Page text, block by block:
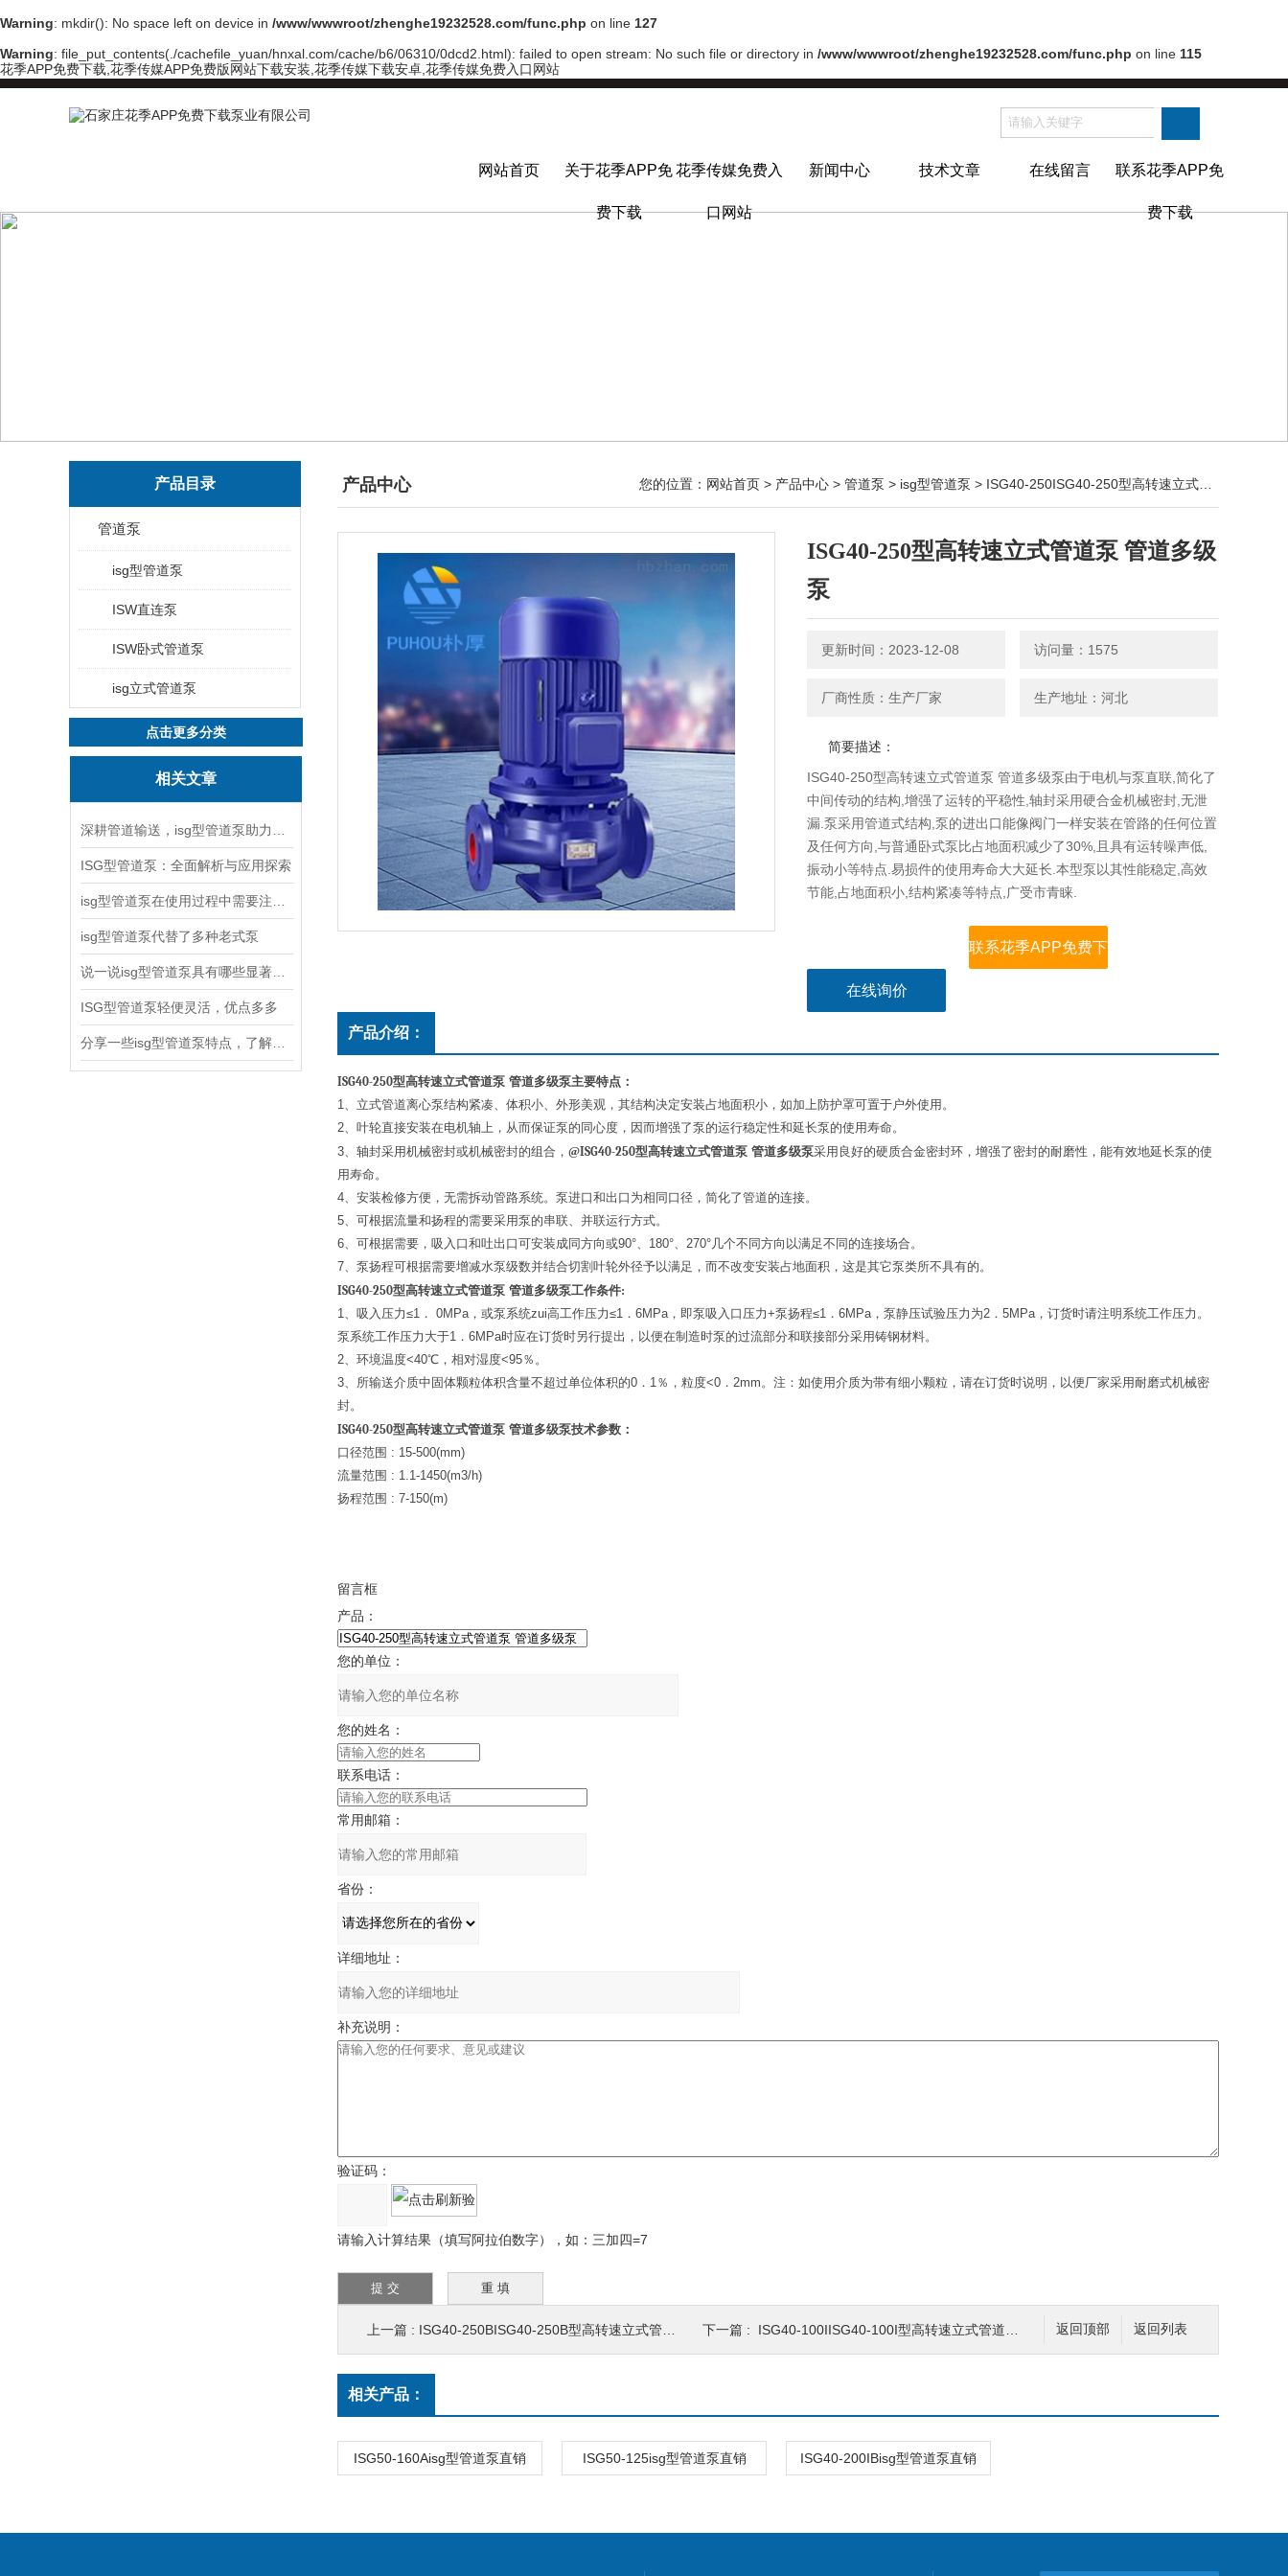
Warning: mkdir(): No space left on device in /www/wwwroot/zhenghe19232528.com/func.php on line 127
Warning: file_put_contents(./cachefile_yuan/hnxal.com/cache/b6/06310/0dcd2.html): failed to open stream: No such file or directory in /www/wwwroot/zhenghe19232528.com/func.php on line 115
花季APP免费下载,花季传媒APP免费版网站下载安装,花季传媒下载安卓,花季传媒免费入口网站
网站首页 关于花季APP免
费下载
花季传媒免费入
口网站
新闻中心 技术文章 在线留言 联系花季APP免
费下载
产品目录
管道泵
isg型管道泵
ISW直连泵
ISW卧式管道泵
isg立式管道泵
点击更多分类
相关文章
ISG型管道泵：全面解析与应用探索
isg型管道泵代替了多种老式泵
ISG型管道泵轻便灵活，优点多多
产品中心 您的位置： 网站首页 > 产品中心 > 管道泵 > isg型管道泵 > ISG40-250ISG40-250型高转速立式管道泵 管道多级泵
ISG40-250型高转速立式管道泵 管道多级
泵
更新时间：2023-12-08 访问量：1575
厂商性质：生产厂家 生产地址：河北
简要描述：
ISG40-250型高转速立式管道泵 管道多级泵由于电机与泵直联,简化了
中间传动的结构,增强了运转的平稳性,轴封采用硬合金机械密封,无泄
漏.泵采用管道式结构,泵的进出口能像阀门一样安装在管路的任何位置
及任何方向,与普通卧式泵比占地面积减少了30%,且具有运转噪声低,
振动小等特点.易损件的使用寿命大大延长.本型泵以其性能稳定,高效
节能,占地面积小,结构紧凑等特点,广受市青睐.
在线询价
联系花季APP免费下
产品介绍：
ISG40-250型高转速立式管道泵 管道多级泵主要特点：
1、立式管道离心泵结构紧凑、体积小、外形美观，其结构决定安装占地面积小，如加上防护罩可置于户外使用。
2、叶轮直接安装在电机轴上，从而保证泵的同心度，因而增强了泵的运行稳定性和延长泵的使用寿命。
3、轴封采用机械密封或机械密封的组合， @ISG40-250型高转速立式管道泵 管道多级泵采用良好的硬质合金密封环，增强了密封的耐磨性，能有效地延长泵的使
用寿命。
4、安装检修方便，无需拆动管路系统。泵进口和出口为相同口径，简化了管道的连接。
5、可根据流量和扬程的需要采用泵的串联、并联运行方式。
6、可根据需要，吸入口和吐出口可安装成同方向或90°、180°、270°几个不同方向以满足不同的连接场合。
7、泵扬程可根据需要增减水泵级数并结合切割叶轮外径予以满足，而不改变安装占地面积，这是其它泵类所不具有的。
ISG40-250型高转速立式管道泵 管道多级泵工作条件:
1、吸入压力≤1． 0MPa，或泵系统zui高工作压力≤1．6MPa，即泵吸入口压力+泵扬程≤1．6MPa，泵静压试验压力为2．5MPa，订货时请注明系统工作压力。
泵系统工作压力大于1．6MPa时应在订货时另行提出，以便在制造时泵的过流部分和联接部分采用铸钢材料。
2、环境温度<40℃，相对湿度<95％。
3、所输送介质中固体颗粒体积含量不超过单位体积的0．1％，粒度<0．2mm。注：如使用介质为带有细小颗粒，请在订货时说明，以便厂家采用耐磨式机械密
封。
ISG40-250型高转速立式管道泵 管道多级泵技术参数：
口径范围 : 15-500(mm)
流量范围 : 1.1-1450(m3/h)
扬程范围 : 7-150(m)
留言框
产品：
您的单位：
您的姓名：
联系电话：
常用邮箱：
省份：
详细地址：
补充说明：
验证码：
请输入计算结果（填写阿拉伯数字），如：三加四=7
返回列表
返回顶部
上一篇 : ISG40-250BISG40-250B型高转速立式管道泵 管道多级泵 下一篇 : ISG40-100IISG40-100I型高转速立式管道泵 管道多级泵
相关产品：
ISG50-160Aisg型管道泵直销 ISG50-125isg型管道泵直销 ISG40-200IBisg型管道泵直销